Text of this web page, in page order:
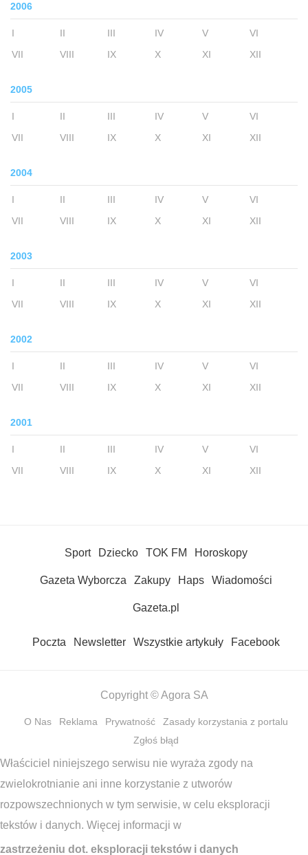
2006
I II III IV V
VI
VII
VIII IX X XI XII
2005
I II III IV V
VI
VII
VIII IX X XI XII
2004
I II III IV V
VI
VII
VIII IX X XI XII
2003
I II III IV V
VI
VII
VIII IX X XI XII
2002
I II III IV V
VI
VII
VIII IX X XI XII
2001
I II III IV V
VI
VII
VIII IX X XI XII
Sport Dziecko TOK FM Horoskopy
Gazeta Wyborcza Zakupy Haps Wiadomości
Gazeta.pl
Poczta Newsletter Wszystkie artykuły Facebook
Copyright © Agora SA
O Nas Reklama Prywatność
Zasady korzystania z portalu
Zgłoś błąd
Właściciel niniejszego serwisu nie wyraża zgody na
zwielokrotnianie ani inne korzystanie z utworów
rozpowszechnionych w tym serwisie, w celu eksploracji
tekstów i danych. Więcej informacji w
zastrzeżeniu dot. eksploracji tekstów i danych